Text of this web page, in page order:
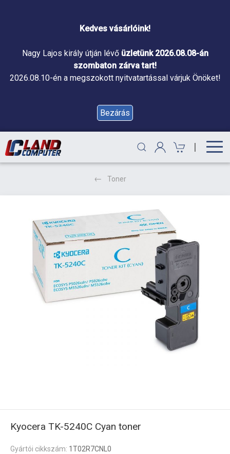
Kedves vásárlóink!
Nagy Lajos király útján lévő üzletünk 2026.08.08-án
szombaton zárva tart!
2026.08.10-én a megszokott nyitvatartással várjuk Önöket!
Bezárás
|
Toner
Kyocera TK-5240C Cyan toner
Gyártói cikkszám: 1T02R7CNL0